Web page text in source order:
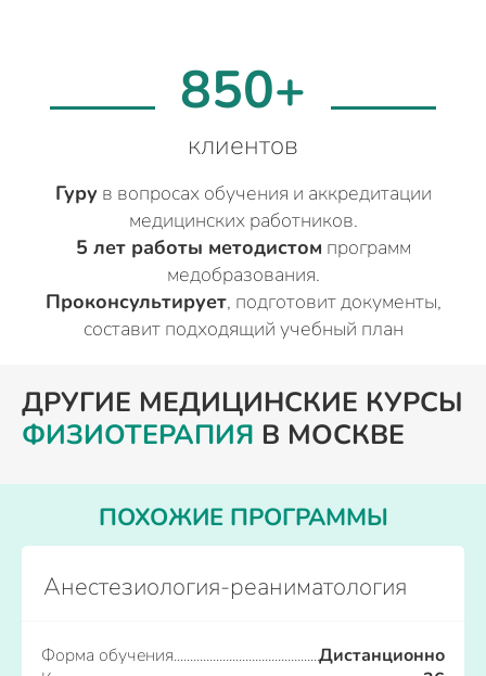
850+
клиентов
Гуру в вопросах обучения и аккредитации
медицинских работников.
5 лет работы методистом программ
медобразования.
Проконсультирует, подготовит документы,
составит подходящий учебный план
ДРУГИЕ МЕДИЦИНСКИЕ КУРСЫ
ФИЗИОТЕРАПИЯ В МОСКВЕ
ПОХОЖИЕ ПРОГРАММЫ
Анестезиология-реаниматология
Форма обучения
Дистанционно